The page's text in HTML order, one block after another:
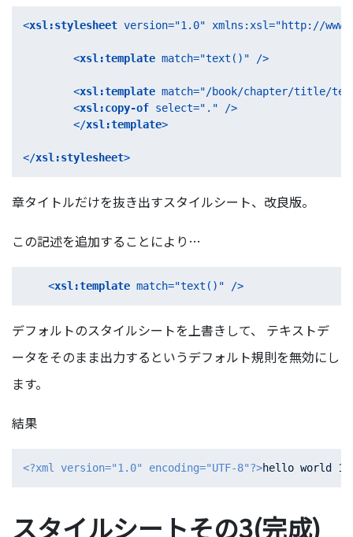
<xsl:stylesheet version="1.0" xmlns:xsl="http://
<xsl:template match="text()" />
<xsl:template match="/book/chapter/title/
<xsl:copy-of select="." />
</xsl:template>
</xsl:stylesheet>
章タイトルだけを抜き出すスタイルシート、改良版。
この記述を追加することにより…
<xsl:template match="text()" />
デフォルトのスタイルシートを上書きして、 テキストデ
ータをそのまま出力するというデフォルト規則を無効にし
ます。
結果
<?xml version="1.0" encoding="UTF-8"?>
スタイルシートその3(完成)